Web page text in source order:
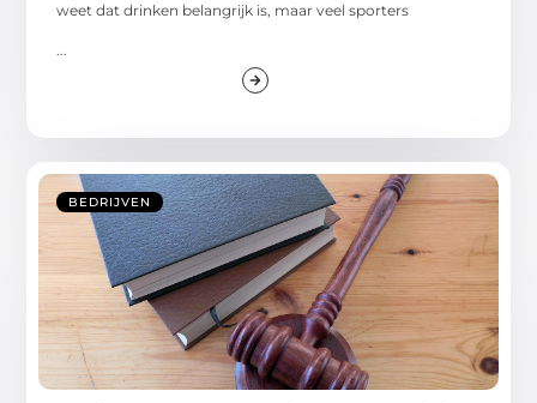
weet dat drinken belangrijk is, maar veel sporters
BEDRIJVEN